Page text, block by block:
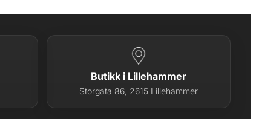
Butikk i Lillehammer
Storgata 86, 2615 Lillehammer